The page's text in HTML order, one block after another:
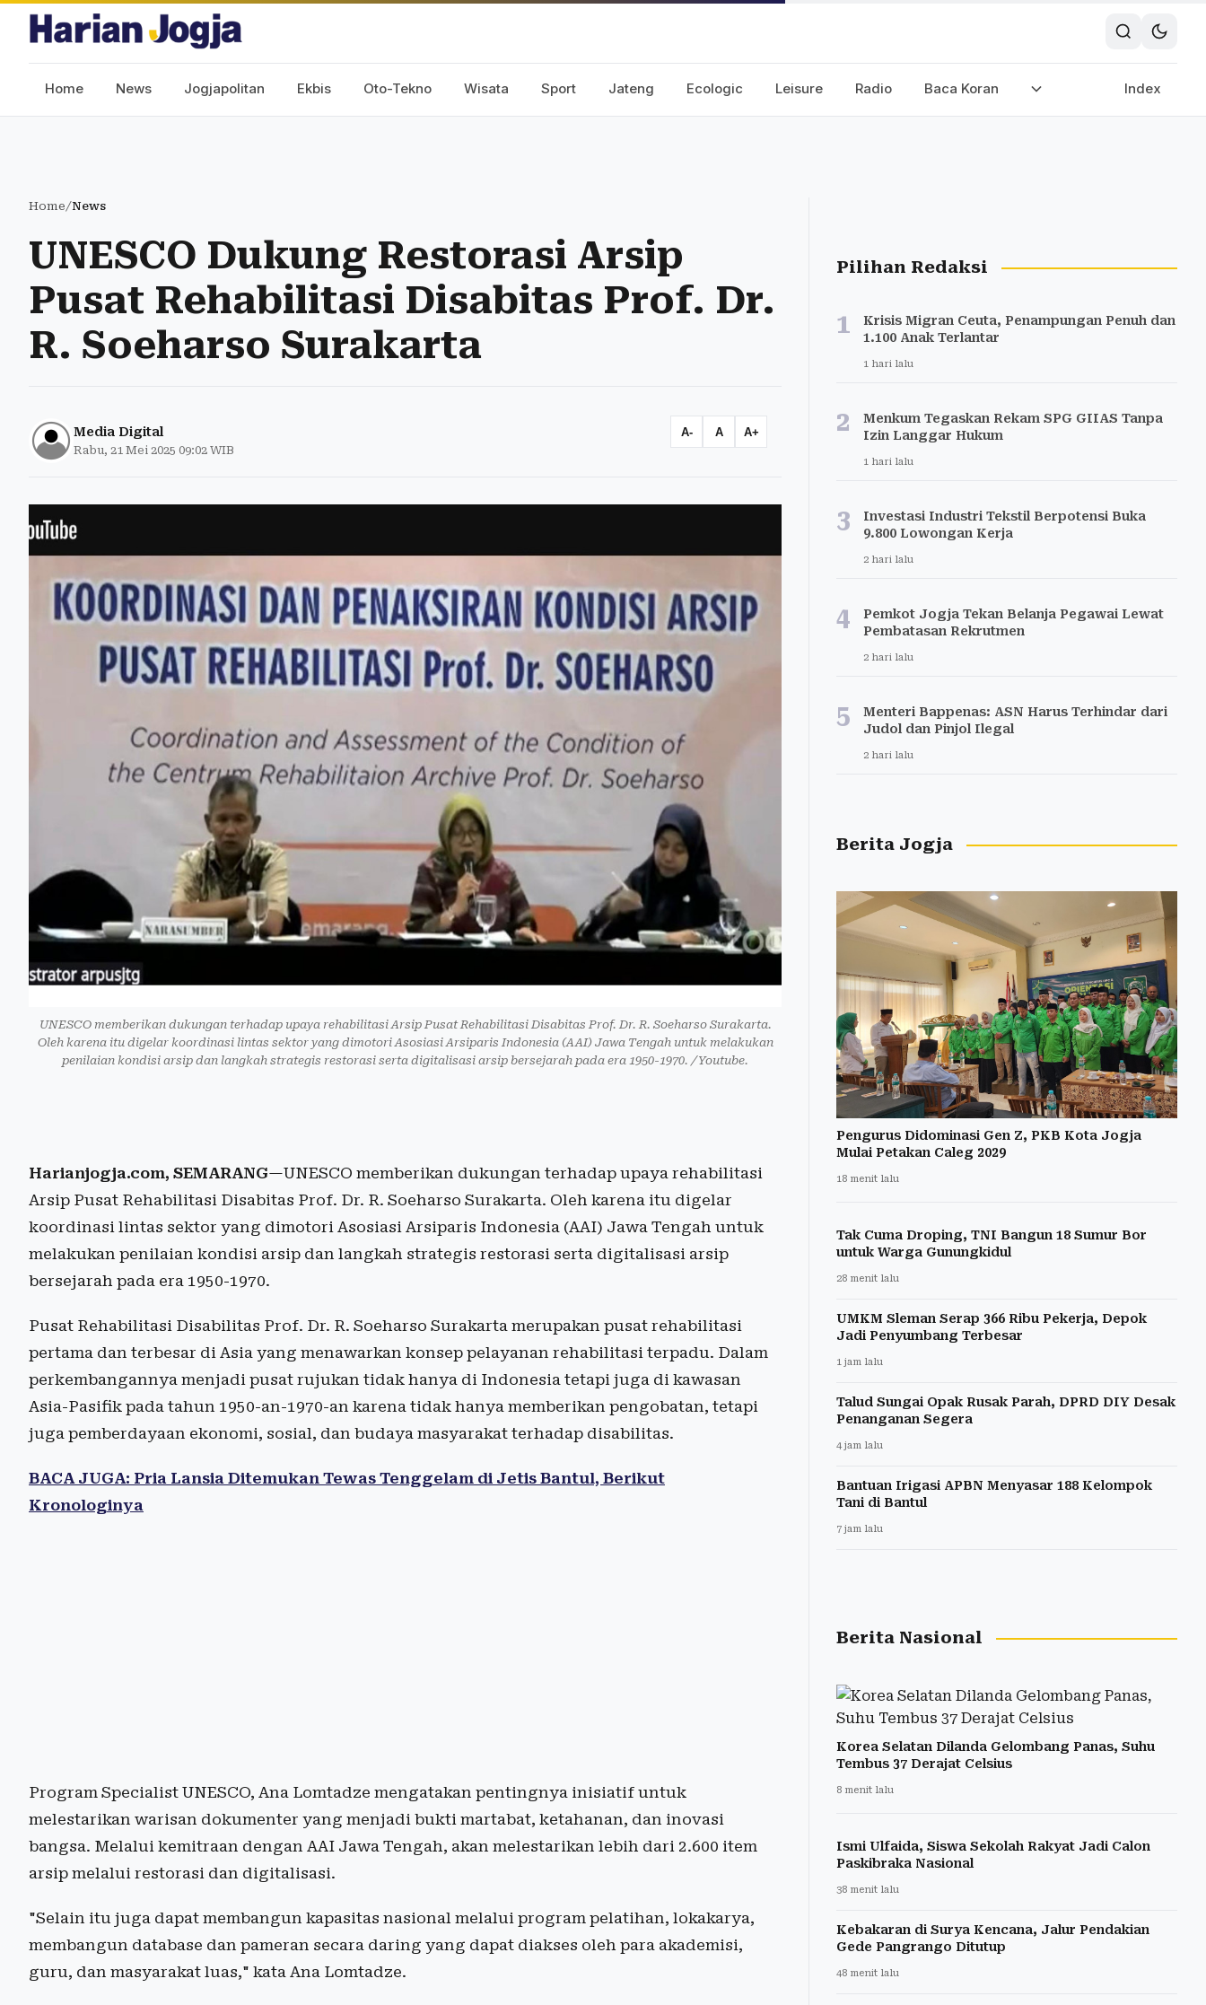
Home News Jogjapolitan Ekbis Oto-Tekno Wisata Sport Jateng Ecologic Leisure Radio Baca Koran Index
Home/News
UNESCO Dukung Restorasi Arsip
Pusat Rehabilitasi Disabitas Prof. Dr.
R. Soeharso Surakarta
Media Digital
Rabu, 21 Mei 2025 09:02 WIB
A- A A+
UNESCO memberikan dukungan terhadap upaya rehabilitasi Arsip Pusat Rehabilitasi Disabitas Prof. Dr. R. Soeharso Surakarta.
Oleh karena itu digelar koordinasi lintas sektor yang dimotori Asosiasi Arsiparis Indonesia (AAI) Jawa Tengah untuk melakukan
penilaian kondisi arsip dan langkah strategis restorasi serta digitalisasi arsip bersejarah pada era 1950-1970. /Youtube.
Harianjogja.com, SEMARANG—UNESCO memberikan dukungan terhadap upaya rehabilitasi
Arsip Pusat Rehabilitasi Disabitas Prof. Dr. R. Soeharso Surakarta. Oleh karena itu digelar
koordinasi lintas sektor yang dimotori Asosiasi Arsiparis Indonesia (AAI) Jawa Tengah untuk
melakukan penilaian kondisi arsip dan langkah strategis restorasi serta digitalisasi arsip
bersejarah pada era 1950-1970.
Pusat Rehabilitasi Disabilitas Prof. Dr. R. Soeharso Surakarta merupakan pusat rehabilitasi
pertama dan terbesar di Asia yang menawarkan konsep pelayanan rehabilitasi terpadu. Dalam
perkembangannya menjadi pusat rujukan tidak hanya di Indonesia tetapi juga di kawasan
Asia-Pasifik pada tahun 1950-an-1970-an karena tidak hanya memberikan pengobatan, tetapi
juga pemberdayaan ekonomi, sosial, dan budaya masyarakat terhadap disabilitas.
BACA JUGA: Pria Lansia Ditemukan Tewas Tenggelam di Jetis Bantul, Berikut
Kronologinya
Program Specialist UNESCO, Ana Lomtadze mengatakan pentingnya inisiatif untuk
melestarikan warisan dokumenter yang menjadi bukti martabat, ketahanan, dan inovasi
bangsa. Melalui kemitraan dengan AAI Jawa Tengah, akan melestarikan lebih dari 2.600 item
arsip melalui restorasi dan digitalisasi.
"Selain itu juga dapat membangun kapasitas nasional melalui program pelatihan, lokakarya,
membangun database dan pameran secara daring yang dapat diakses oleh para akademisi,
guru, dan masyarakat luas," kata Ana Lomtadze.
Pilihan Redaksi
1
Krisis Migran Ceuta, Penampungan Penuh dan
1.100 Anak Terlantar
1 hari lalu
2
Menkum Tegaskan Rekam SPG GIIAS Tanpa
Izin Langgar Hukum
1 hari lalu
3
Investasi Industri Tekstil Berpotensi Buka
9.800 Lowongan Kerja
2 hari lalu
4
Pemkot Jogja Tekan Belanja Pegawai Lewat
Pembatasan Rekrutmen
2 hari lalu
5
Menteri Bappenas: ASN Harus Terhindar dari
Judol dan Pinjol Ilegal
2 hari lalu
Berita Jogja
Pengurus Didominasi Gen Z, PKB Kota Jogja
Mulai Petakan Caleg 2029
18 menit lalu
Tak Cuma Droping, TNI Bangun 18 Sumur Bor
untuk Warga Gunungkidul
28 menit lalu
UMKM Sleman Serap 366 Ribu Pekerja, Depok
Jadi Penyumbang Terbesar
1 jam lalu
Talud Sungai Opak Rusak Parah, DPRD DIY Desak
Penanganan Segera
4 jam lalu
Bantuan Irigasi APBN Menyasar 188 Kelompok
Tani di Bantul
7 jam lalu
Berita Nasional
Korea Selatan Dilanda Gelombang Panas, Suhu
Tembus 37 Derajat Celsius
8 menit lalu
Ismi Ulfaida, Siswa Sekolah Rakyat Jadi Calon
Paskibraka Nasional
38 menit lalu
Kebakaran di Surya Kencana, Jalur Pendakian
Gede Pangrango Ditutup
48 menit lalu